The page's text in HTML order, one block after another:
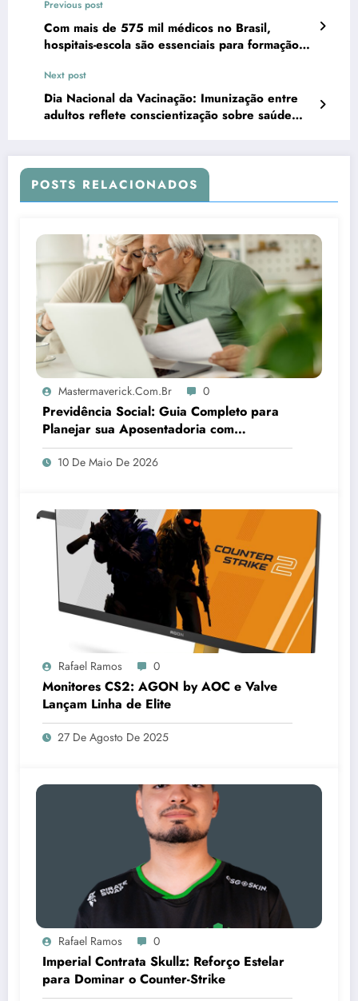
Previous post
Com mais de 575 mil médicos no Brasil,
hospitais-escola são essenciais para formação
Next post
Dia Nacional da Vacinação: Imunização entre
adultos reflete conscientização sobre saúde
POSTS RELACIONADOS
Mastermaverick.com.br 0
Previdência Social: Guia Completo para
Planejar sua Aposentadoria com
Segurança
10 De Maio De 2026
Rafael Ramos 0
Monitores CS2: AGON by AOC e Valve
Lançam Linha de Elite
27 De Agosto De 2025
Rafael Ramos 0
Imperial Contrata Skullz: Reforço Estelar
para Dominar o Counter-Strike